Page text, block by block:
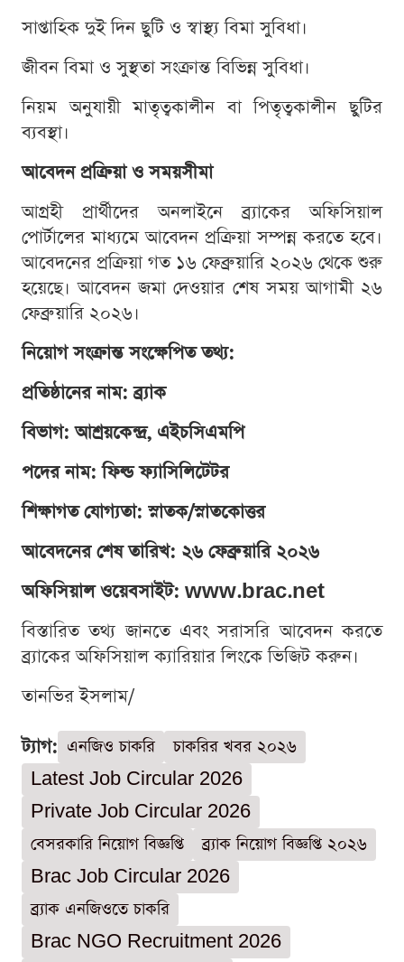
সাপ্তাহিক দুই দিন ছুটি ও স্বাস্থ্য বিমা সুবিধা।
জীবন বিমা ও সুস্থতা সংক্রান্ত বিভিন্ন সুবিধা।
নিয়ম অনুযায়ী মাতৃত্বকালীন বা পিতৃত্বকালীন ছুটির
ব্যবস্থা।
আবেদন প্রক্রিয়া ও সময়সীমা
আগ্রহী প্রার্থীদের অনলাইনে ব্র্যাকের অফিসিয়াল
পোর্টালের মাধ্যমে আবেদন প্রক্রিয়া সম্পন্ন করতে হবে।
আবেদনের প্রক্রিয়া গত ১৬ ফেব্রুয়ারি ২০২৬ থেকে শুরু
হয়েছে। আবেদন জমা দেওয়ার শেষ সময় আগামী ২৬
ফেব্রুয়ারি ২০২৬।
নিয়োগ সংক্রান্ত সংক্ষেপিত তথ্য:
প্রতিষ্ঠানের নাম: ব্র্যাক
বিভাগ: আশ্রয়কেন্দ্র, এইচসিএমপি
পদের নাম: ফিল্ড ফ্যাসিলিটেটর
শিক্ষাগত যোগ্যতা: স্নাতক/স্নাতকোত্তর
আবেদনের শেষ তারিখ: ২৬ ফেব্রুয়ারি ২০২৬
অফিসিয়াল ওয়েবসাইট: www.brac.net
বিস্তারিত তথ্য জানতে এবং সরাসরি আবেদন করতে
ব্র্যাকের অফিসিয়াল ক্যারিয়ার লিংকে ভিজিট করুন।
তানভির ইসলাম/
ট্যাগ: এনজিও চাকরি
চাকরির খবর ২০২৬
Latest Job Circular 2026
Private Job Circular 2026
বেসরকারি নিয়োগ বিজ্ঞপ্তি
ব্র্যাক নিয়োগ বিজ্ঞপ্তি ২০২৬
Brac Job Circular 2026
ব্র্যাক এনজিওতে চাকরি
Brac NGO Recruitment 2026